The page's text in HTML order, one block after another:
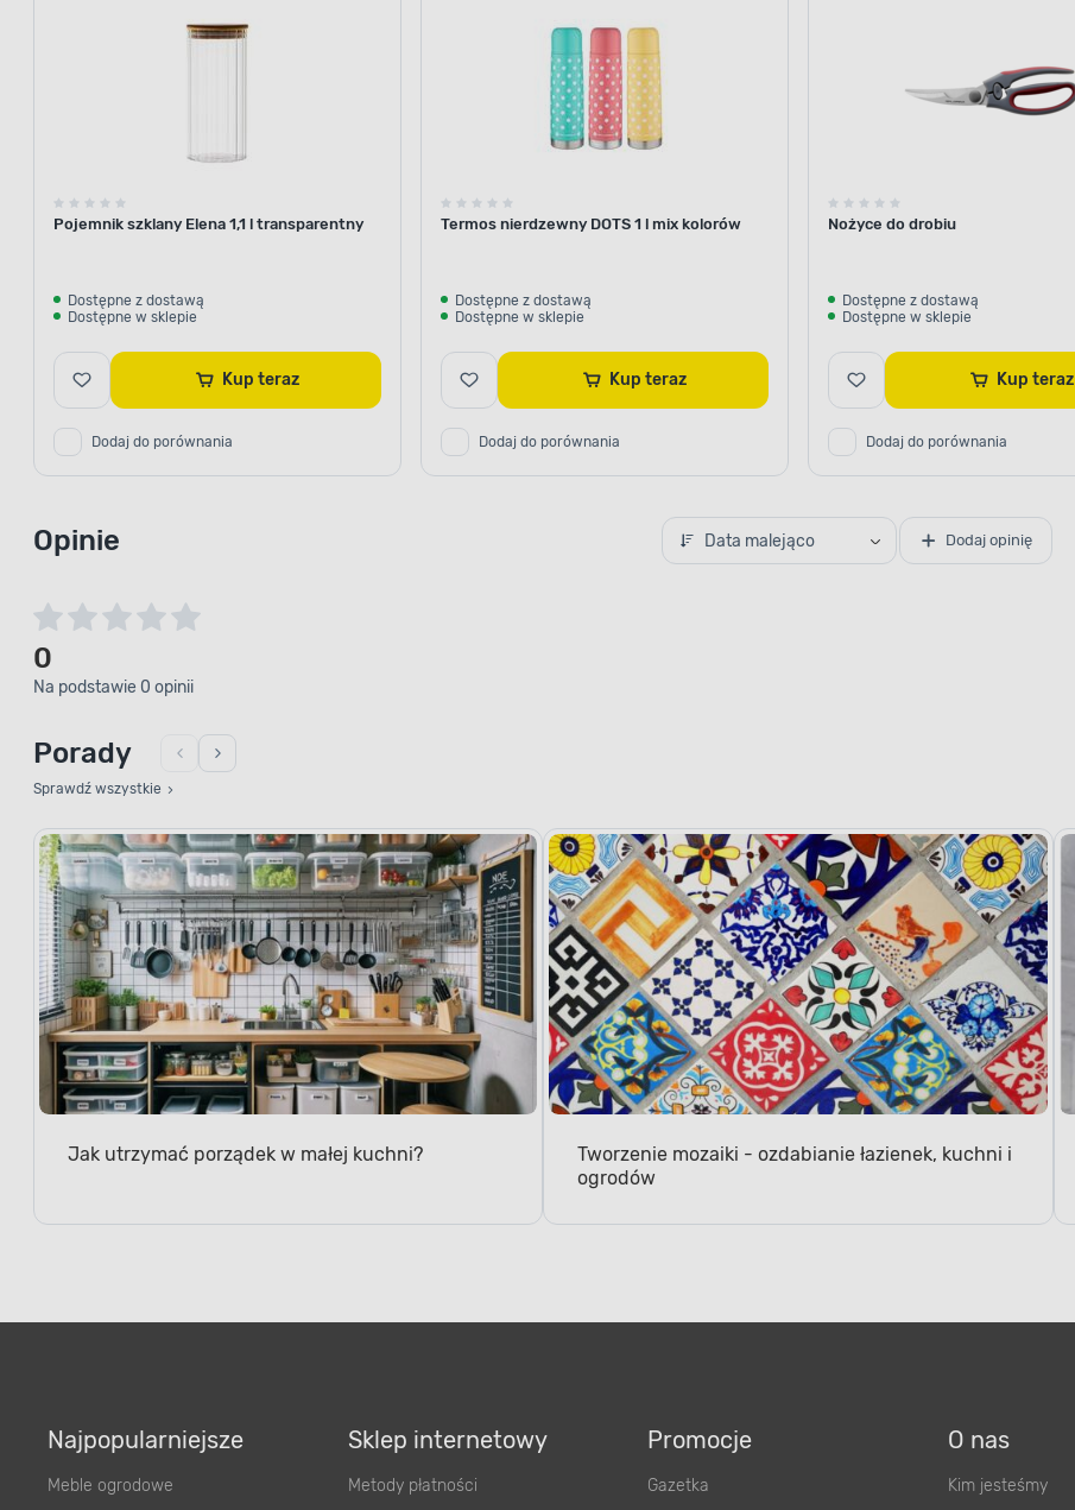
Pojemnik szklany Elena 1,1 l transparentny
Dostępne z dostawą
Dostępne w sklepie
Kup teraz
Dodaj do porównania
Termos nierdzewny DOTS 1 l mix kolorów
Dostępne z dostawą
Dostępne w sklepie
Kup teraz
Dodaj do porównania
Nożyce do drobiu
Dostępne z dostawą
Dostępne w sklepie
Kup teraz
Dodaj do porównania
Opinie Data malejąco Dodaj opinię
0
Na podstawie 0 opinii
Porady
Sprawdź wszystkie
Jak utrzymać porządek w małej kuchni?
Tworzenie mozaiki - ozdabianie łazienek, kuchni i
ogrodów
Najpopularniejsze
Meble ogrodowe
Sklep internetowy
Metody płatności
Promocje
Gazetka
O nas
Kim jesteśmy